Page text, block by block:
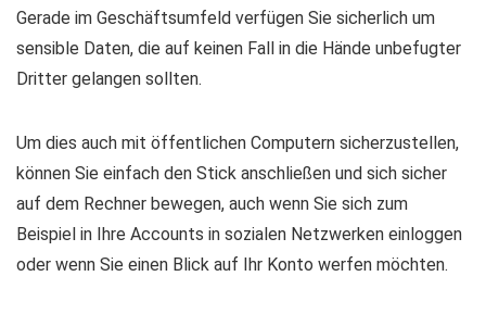
Gerade im Geschäftsumfeld verfügen Sie sicherlich um
sensible Daten, die auf keinen Fall in die Hände unbefugter
Dritter gelangen sollten.
Um dies auch mit öffentlichen Computern sicherzustellen,
können Sie einfach den Stick anschließen und sich sicher
auf dem Rechner bewegen, auch wenn Sie sich zum
Beispiel in Ihre Accounts in sozialen Netzwerken einloggen
oder wenn Sie einen Blick auf Ihr Konto werfen möchten.